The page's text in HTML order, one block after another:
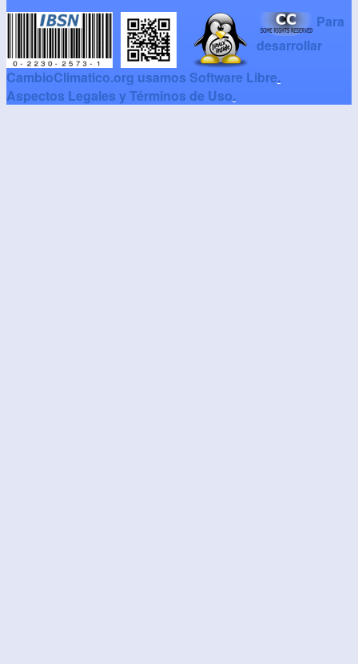
Para
desarrollar
CambioClimatico.org usamos Software Libre.
Aspectos Legales y Términos de Uso.